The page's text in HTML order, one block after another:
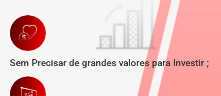
Sem Precisar de grandes valores para Investir ;